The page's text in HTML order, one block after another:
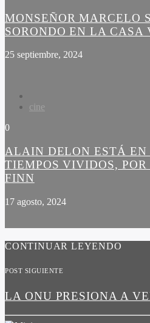
MONSEÑOR MARCELO
SORONDO EN LA CASA
25 septiembre, 2024
cine
0
ALAIN DELON ESTÁ EN
TIEMPOS VIVIDOS,
FINN
17 agosto, 2024
CONTINUAR LEYENDO
POST SIGUIENTE
LA ONU PRESIONA A